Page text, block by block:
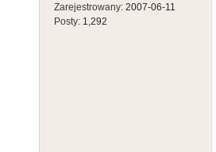
Zarejestrowany: 2007-06-11
Posty: 1,292